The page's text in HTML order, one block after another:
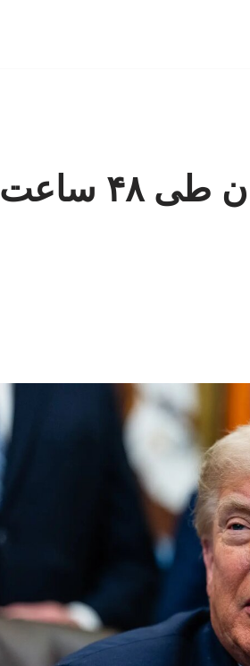
ببینید | ترامپ: توافق با ایران طی ۴۸ ساعت